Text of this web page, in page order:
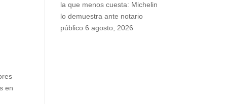
en
la que menos cuesta: Michelin
lo demuestra ante notario
público 6 agosto, 2026